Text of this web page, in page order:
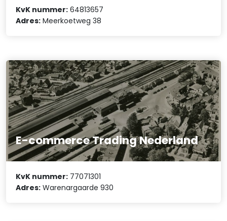
KvK nummer: 64813657
Adres: Meerkoetweg 38
E-commerce Trading Nederland
KvK nummer: 77071301
Adres: Warenargaarde 930